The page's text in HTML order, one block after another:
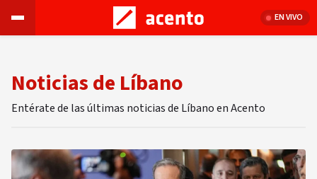
EN VIVO
Noticias de Líbano
Entérate de las últimas noticias de Líbano en Acento